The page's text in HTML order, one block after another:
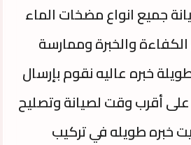
جميع انواع مضخات الماء
والخبرة وممارسة
خبره عاليه نقوم بإرسال
أقرب وقت لصيانة وتصليح
خبره طويله في تركيب